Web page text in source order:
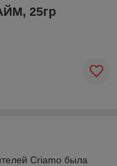
25гр
Criamo была